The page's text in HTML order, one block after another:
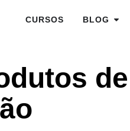
CURSOS BLOG
de